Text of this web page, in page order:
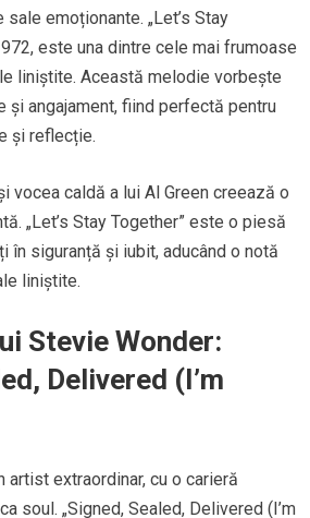
emoționante. „Let’s Stay
este una dintre cele mai frumoase
liniștite. Această melodie vorbește
și angajament, fiind perfectă pentru
și reflecție.
vocea caldă a lui Al Green creează o
„Let’s Stay Together” este o piesă
în siguranță și iubit, aducând o notă
liniștite.
Stevie Wonder:
Delivered (I’m
artist extraordinar, cu o carieră
soul. „Signed, Sealed, Delivered (I’m